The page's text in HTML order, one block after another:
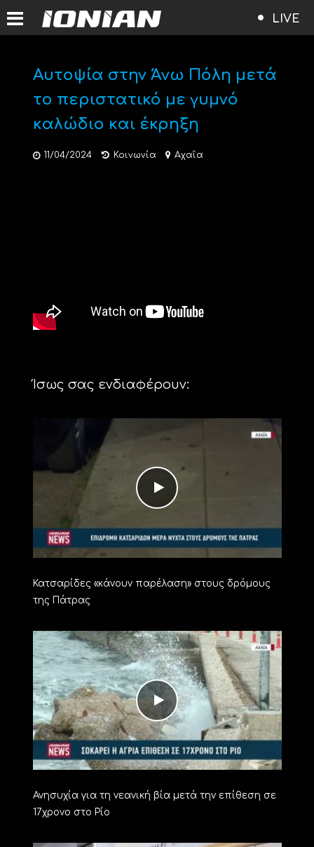
LIVE
Αυτοψία στην Άνω Πόλη μετά
το περιστατικό με γυμνό
καλώδιο και έκρηξη
11/04/2024 Κοινωνία Αχαΐα
Ίσως σας ενδιαφέρουν:
Κατσαρίδες «κάνουν παρέλαση» στους δρόμους
της Πάτρας
Ανησυχία για τη νεανική βία μετά την επίθεση σε
17χρονο στο Ρίο